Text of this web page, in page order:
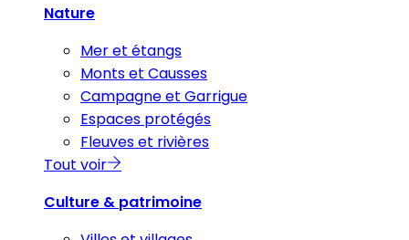
Nature
Mer et étangs
Monts et Causses
Campagne et Garrigue
Espaces protégés
Fleuves et rivières
Tout voir
Culture & patrimoine